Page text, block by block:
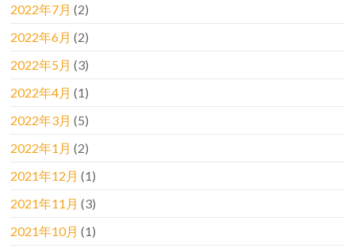
2022年7月 (2)
2022年6月 (2)
2022年5月 (3)
2022年4月 (1)
2022年3月 (5)
2022年1月 (2)
2021年12月 (1)
2021年11月 (3)
2021年10月 (1)